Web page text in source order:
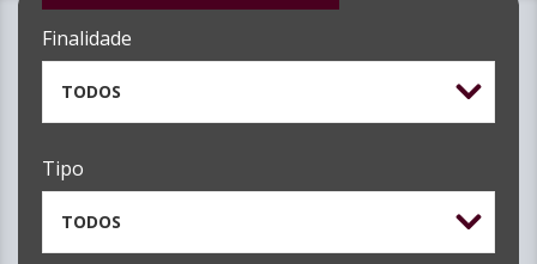
Finalidade
TODOS
Tipo
TODOS